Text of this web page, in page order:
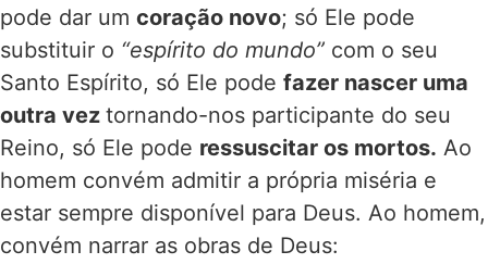
pode dar um coração novo; só Ele pode
substituir o “espírito do mundo” com o seu
Santo Espírito, só Ele pode fazer nascer uma
outra vez tornando-nos participante do seu
Reino, só Ele pode ressuscitar os mortos. Ao
homem convém admitir a própria miséria e
estar sempre disponível para Deus. Ao homem,
convém narrar as obras de Deus: